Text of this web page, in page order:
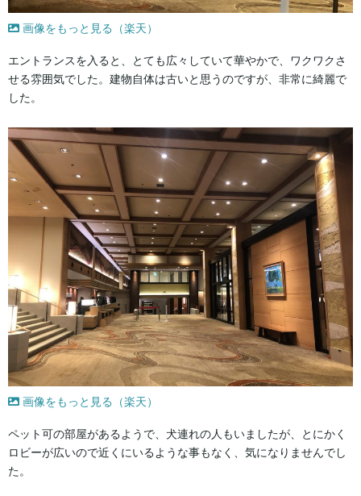
画像をもっと見る（楽天）
エントランスを入ると、とても広々していて華やかで、ワクワクさ
せる雰囲気でした。建物自体は古いと思うのですが、非常に綺麗で
した。
画像をもっと見る（楽天）
ペット可の部屋があるようで、犬連れの人もいましたが、とにかく
ロビーが広いので近くにいるような事もなく、気になりませんでし
た。